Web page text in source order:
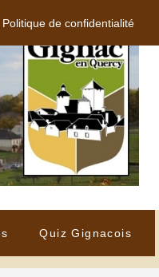
Quiz Gignacois
Politique de confidentialité